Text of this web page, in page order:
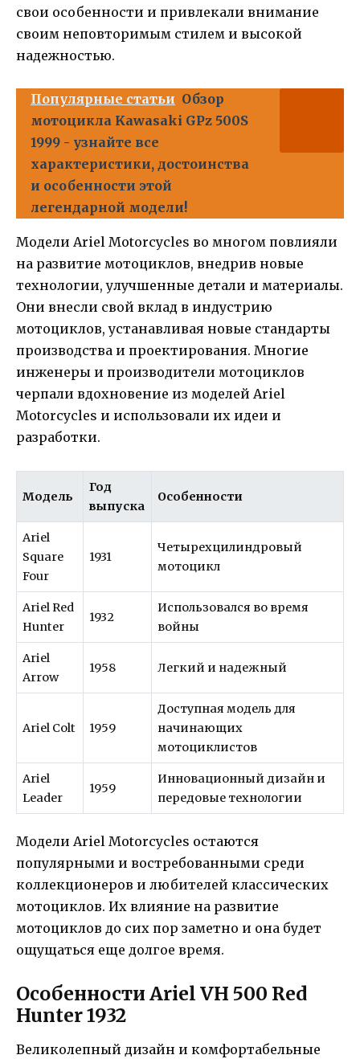
свои особенности и привлекали внимание
своим неповторимым стилем и высокой
надежностью.
Популярные статьи Обзор
мотоцикла Kawasaki GPz 500S
1999 - узнайте все
характеристики, достоинства
и особенности этой
легендарной модели!
Модели Ariel Motorcycles во многом повлияли
на развитие мотоциклов, внедрив новые
технологии, улучшенные детали и материалы.
Они внесли свой вклад в индустрию
мотоциклов, устанавливая новые стандарты
производства и проектирования. Многие
инженеры и производители мотоциклов
черпали вдохновение из моделей Ariel
Motorcycles и использовали их идеи и
разработки.
Модель
Год
выпуска
Особенности
Ariel
Square
Four
1931
Четырехцилиндровый
мотоцикл
Ariel Red
Hunter
1932
Использовался во время
войны
Ariel
Arrow
1958 Легкий и надежный
Ariel Colt 1959
Доступная модель для
начинающих
мотоциклистов
Ariel
Leader
1959
Инновационный дизайн и
передовые технологии
Модели Ariel Motorcycles остаются
популярными и востребованными среди
коллекционеров и любителей классических
мотоциклов. Их влияние на развитие
мотоциклов до сих пор заметно и она будет
ощущаться еще долгое время.
Особенности Ariel VH 500 Red
Hunter 1932
Великолепный дизайн и комфортабельные